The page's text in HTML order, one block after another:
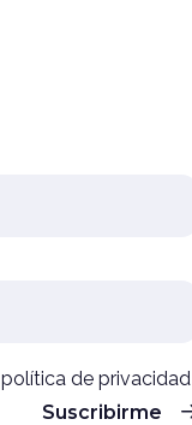
política de privacidad
Suscribirme